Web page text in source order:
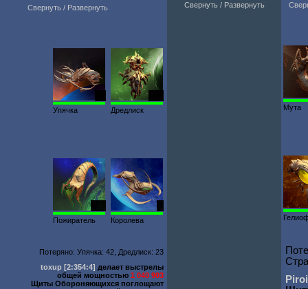
Свернуть / Развернуть
Упячка
Дредлиск
Пожиратель
Королева
Потеряно: Упячка: 42, Дредлиск: 23
toxup [2:354:4] делает выстрелы
общей мощностью1 040 903
Щиты Обороняющихся поглощают
Свернуть / Развернуть
Мута